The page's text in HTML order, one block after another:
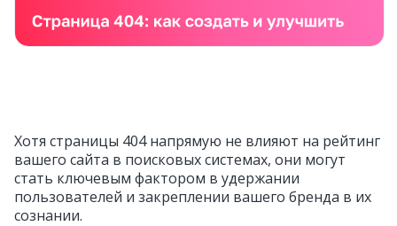
Хотя страницы 404 напрямую не влияют на рейтинг
вашего сайта в поисковых системах, они могут
стать ключевым фактором в удержании
пользователей и закреплении вашего бренда в их
сознании.